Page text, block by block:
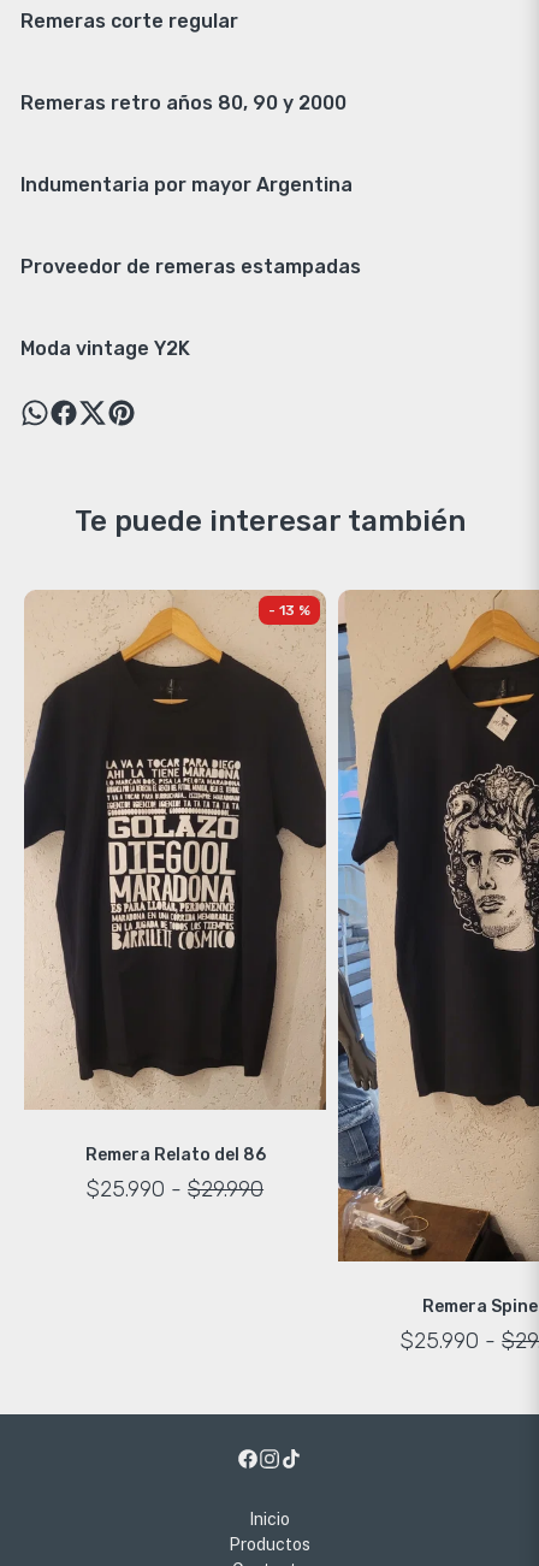
Remeras corte regular
Remeras retro años 80, 90 y 2000
Indumentaria por mayor Argentina
Proveedor de remeras estampadas
Moda vintage Y2K
Te puede interesar también
- 13 %
Remera Relato del 86
$25.990 - $29.990
Remera
$25.990 -
Inicio
Productos